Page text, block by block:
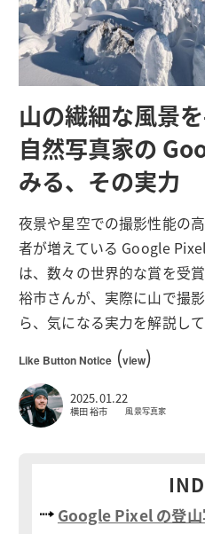
山の繊細な風景
自然写真家の
みる、その実力
夜景や星空での撮影性能の
者が増えている Google
は、数々の世界的な賞を受
裕市さんが、実際に山で撮
ら、気になる実力を解説し
Like Button Notice(view)
2025.01.22
横田 裕市 風景写真家
Google Pixel の登